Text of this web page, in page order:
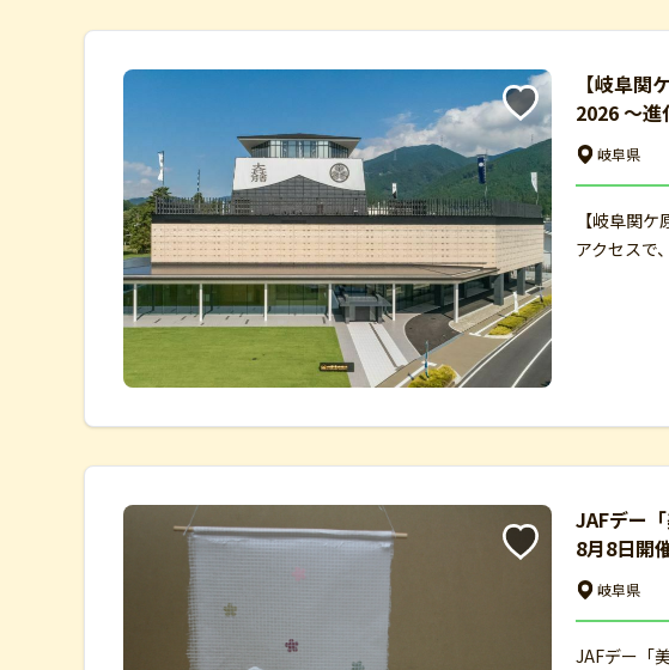
【岐阜
2026 ～
岐阜県
【岐阜関
アクセスで
JAFデー
8月8日開
岐阜県
JAFデー「